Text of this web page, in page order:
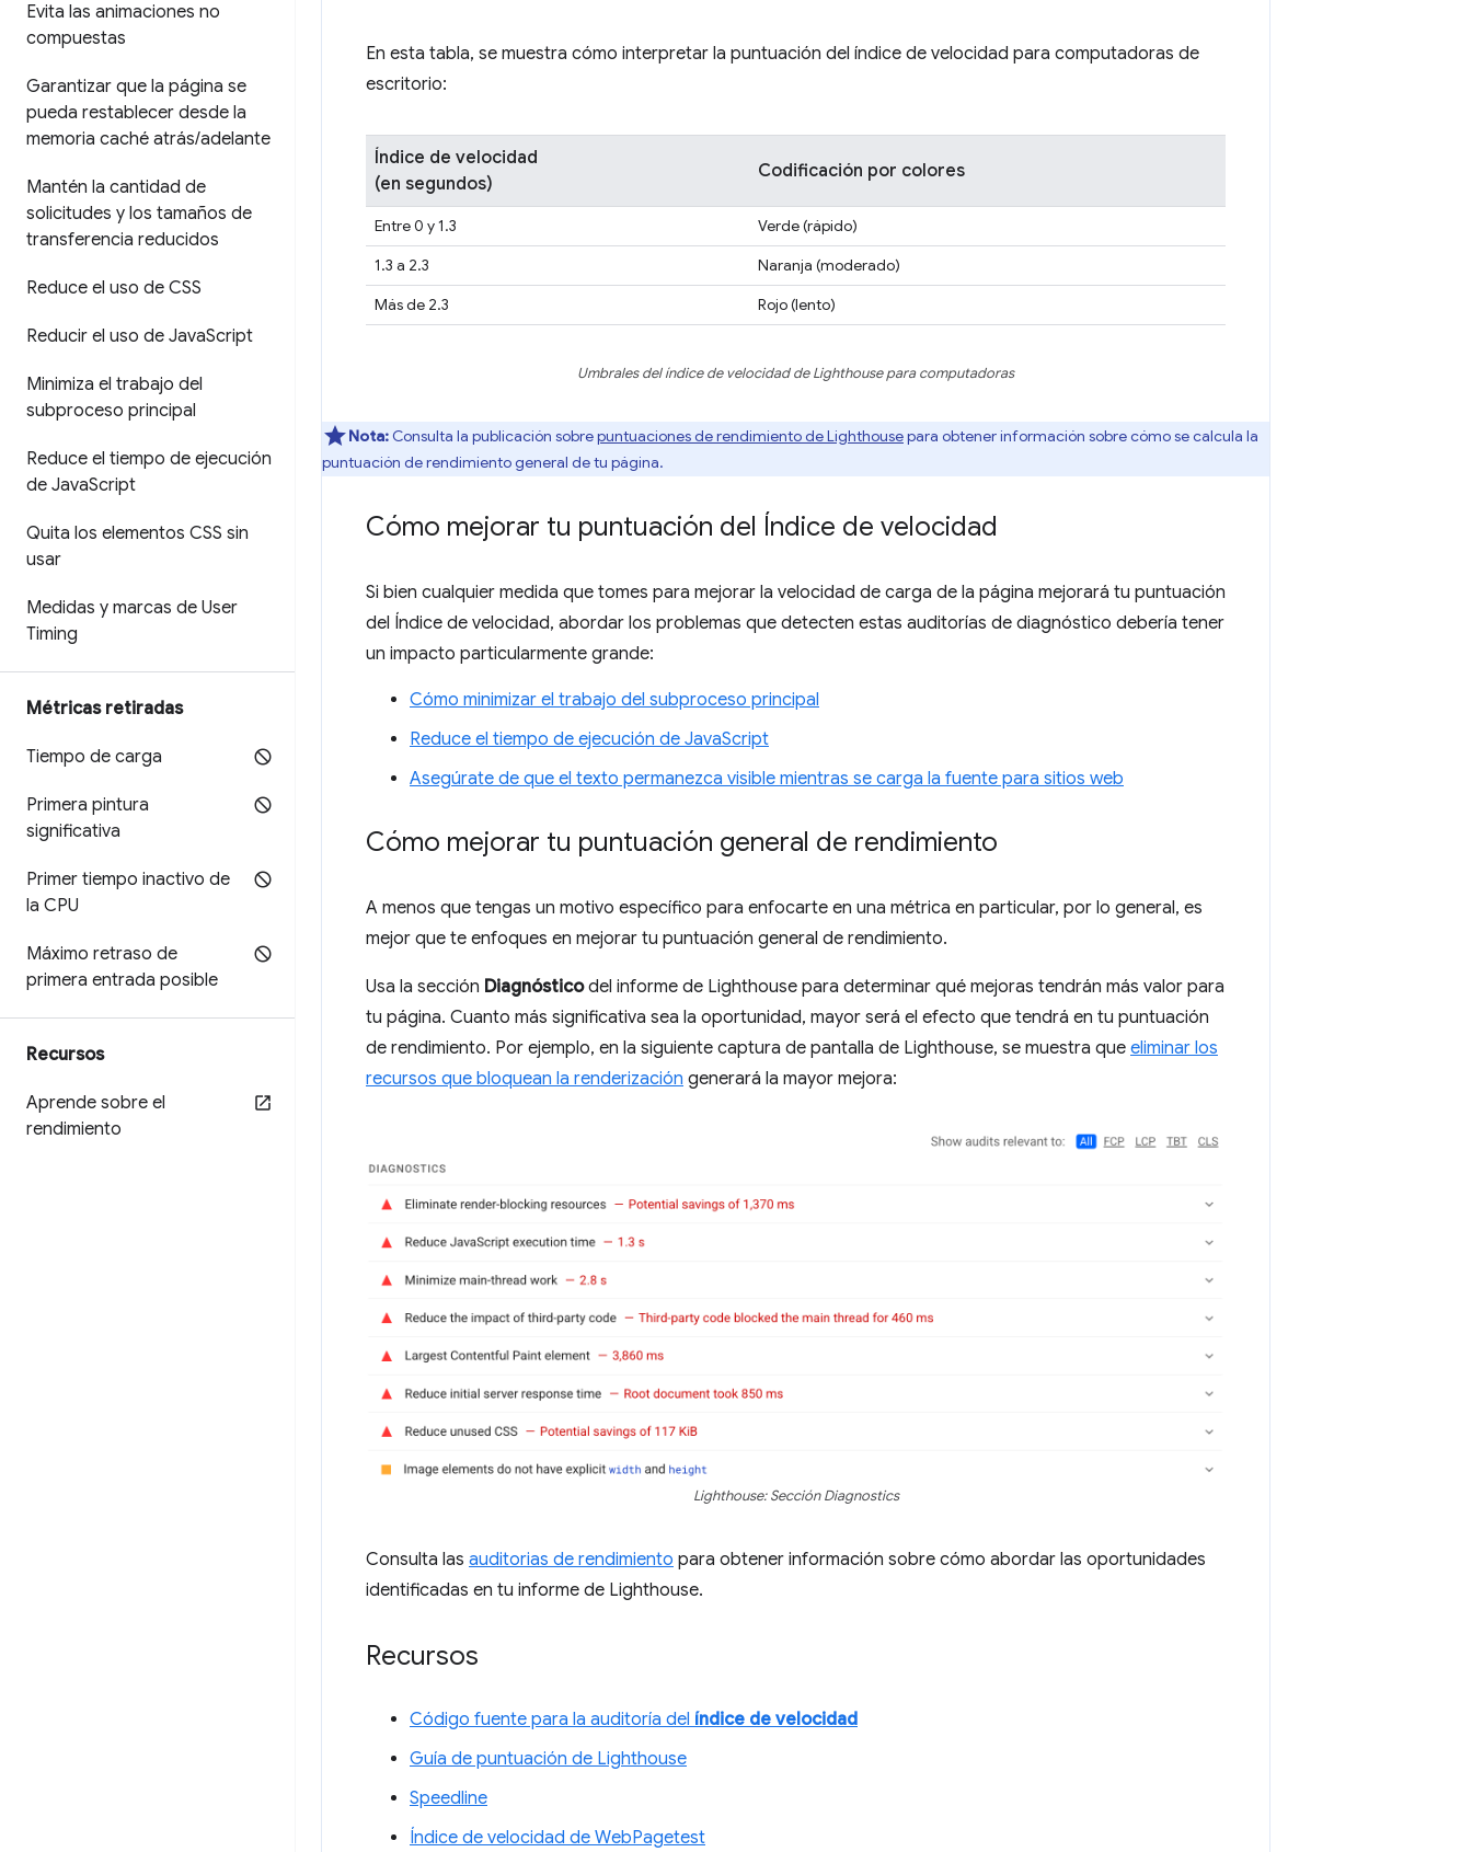
Evita las animaciones no
compuestas
Garantizar que la página se
pueda restablecer desde la
memoria caché atrás/adelante
Mantén la cantidad de
solicitudes y los tamaños de
transferencia reducidos
Reduce el uso de CSS
Reducir el uso de JavaScript
Minimiza el trabajo del
subproceso principal
Reduce el tiempo de ejecución
de JavaScript
Quita los elementos CSS sin
usar
Medidas y marcas de User
Timing
Métricas retiradas
Tiempo de carga
Primera pintura
significativa
Primer tiempo inactivo de
la CPU
Máximo retraso de
primera entrada posible
Recursos
Aprende sobre el
rendimiento
En esta tabla, se muestra cómo interpretar la puntuación del índice de velocidad para computadoras de
escritorio:
Índice de velocidad
(en segundos)
Codificación por colores
Entre 0 y 1.3
Verde (rápido)
1.3 a 2.3
Naranja (moderado)
Más de 2.3
Rojo (lento)
Umbrales del índice de velocidad de Lighthouse para computadoras
Nota: Consulta la publicación sobrepuntuaciones de rendimiento de Lighthousepara obtener información sobre cómo se calcula la
puntuación de rendimiento general de tu página.
Cómo mejorar tu puntuación del Índice de velocidad
Si bien cualquier medida que tomes para mejorar la velocidad de carga de la página mejorará tu puntuación
del Índice de velocidad, abordar los problemas que detecten estas auditorías de diagnóstico debería tener
un impacto particularmente grande:
Cómo minimizar el trabajo del subproceso principal
Reduce el tiempo de ejecución de JavaScript
Asegúrate de que el texto permanezca visible mientras se carga la fuente para sitios web
Cómo mejorar tu puntuación general de rendimiento
A menos que tengas un motivo específico para enfocarte en una métrica en particular, por lo general, es
mejor que te enfoques en mejorar tu puntuación general de rendimiento.
Usa la sección Diagnósticodel informe de Lighthouse para determinar qué mejoras tendrán más valor para
tu página. Cuanto más significativa sea la oportunidad, mayor será el efecto que tendrá en tu puntuación
de rendimiento. Por ejemplo, en la siguiente captura de pantalla de Lighthouse, se muestra que eliminar los
recursos que bloquean la renderización generará la mayor mejora:
Lighthouse: Sección Diagnostics
Consulta las auditorias de rendimiento para obtener información sobre cómo abordar las oportunidades
identificadas en tu informe de Lighthouse.
Recursos
Código fuente para la auditoría del índice de velocidad
Guía de puntuación de Lighthouse
Speedline
Índice de velocidad de WebPagetest